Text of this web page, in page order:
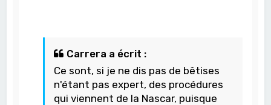
Carrera a écrit :
Ce sont, si je ne dis pas de bêtises
n'étant pas expert, des procédures
qui viennent de la Nascar, puisque